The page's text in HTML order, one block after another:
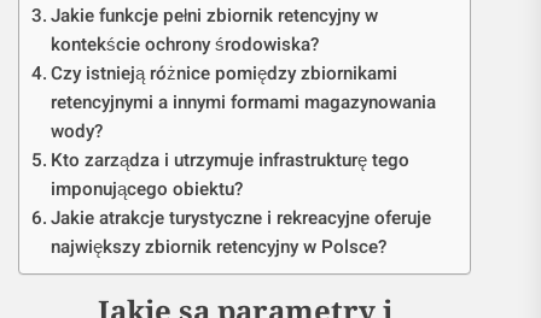
Jakie funkcje pełni zbiornik retencyjny w
kontekście ochrony środowiska?
Czy istnieją różnice pomiędzy zbiornikami
retencyjnymi a innymi formami magazynowania
wody?
Kto zarządza i utrzymuje infrastrukturę tego
imponującego obiektu?
Jakie atrakcje turystyczne i rekreacyjne oferuje
największy zbiornik retencyjny w Polsce?